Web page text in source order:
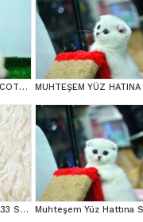
BEM BEYAZ NS 11 33 SCOTTİSH FOLD
MAS MAVİ GÖZLÜ NS1133 SCOTTİSH FOLD erkek